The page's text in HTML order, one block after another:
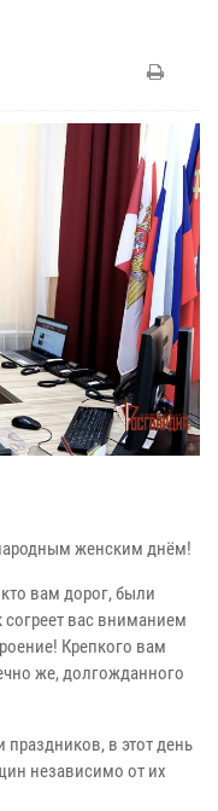
женским днём!
вам дорог, были
согреет вас вниманием
Крепкого вам
же, долгожданного
в этот день
независимо от их